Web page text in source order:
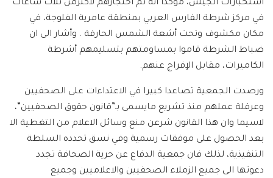
استخبارات الجيش، مؤكدا انه تم احتجازهم لاكثرمن ثلاث ساعات
في مركز شرطة الفارس العربي بمنطقة عامرية الفلوجة، في
مكان مكشوف وتحت أشعة الشمس الحارقة . وأشار الى ان
ضباط الشرطة قاموا بمساومتهم بتسليمهم أشرطة
الكاميرات، مقابل الإفراج عنهم.
ورصدت الجمعية تصاعدا كبيرا في الاعتداءات على الصحفيين
وعرقلة عملهم منذ تشريع مايسمى بـ”قانون حقوق الصحفيين”،
لاسيما وان هذا القانون شرعن منع وسائل الاعلام من التغطية الا
بعد الحصول على موفقات رسمية وفي نسق تحدده السلطة
التنفيذية، لذلك فان جمعية الدفاع عن حرية الصحافة تجدد
دعوتها الى جميع الزملاء الصحفيين والاعلاميين وجميع